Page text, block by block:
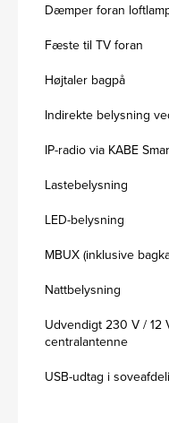
Dæmper foran
Fæste til TV foran
Højtaler bagpå
Indirekte belysning
IP-radio via KABE
Lastebelysning
LED-belysning
MBUX (inklusive
Nattbelysning
Udvendigt 230 V / 12
centralantenne
USB-udtag i